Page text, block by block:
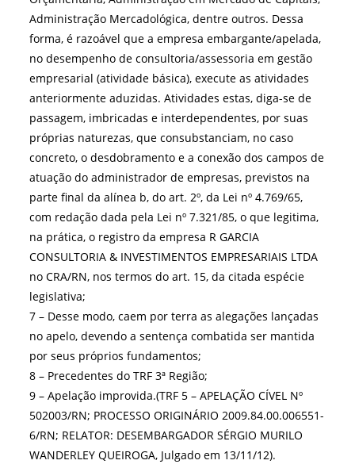
Administração Mercadológica, dentre outros. Dessa
forma, é razoável que a empresa embargante/apelada,
no desempenho de consultoria/assessoria em gestão
empresarial (atividade básica), execute as atividades
anteriormente aduzidas. Atividades estas, diga-se de
passagem, imbricadas e interdependentes, por suas
próprias naturezas, que consubstanciam, no caso
concreto, o desdobramento e a conexão dos campos de
atuação do administrador de empresas, previstos na
parte final da alínea b, do art. 2º, da Lei nº 4.769/65,
com redação dada pela Lei nº 7.321/85, o que legitima,
na prática, o registro da empresa R GARCIA
CONSULTORIA & INVESTIMENTOS EMPRESARIAIS LTDA
no CRA/RN, nos termos do art. 15, da citada espécie
legislativa;
7 – Desse modo, caem por terra as alegações lançadas
no apelo, devendo a sentença combatida ser mantida
por seus próprios fundamentos;
8 – Precedentes do TRF 3ª Região;
9 – Apelação improvida.(TRF 5 – APELAÇÃO CÍVEL Nº
502003/RN; PROCESSO ORIGINÁRIO 2009.84.00.006551-
6/RN; RELATOR: DESEMBARGADOR SÉRGIO MURILO
WANDERLEY QUEIROGA, Julgado em 13/11/12).